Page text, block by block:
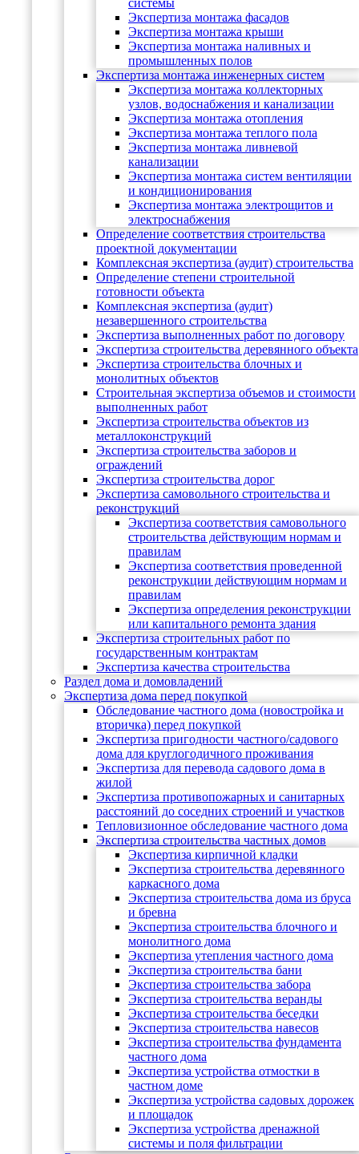
системы
Экспертиза монтажа фасадов
Экспертиза монтажа крыши
Экспертиза монтажа наливных и
промышленных полов
Экспертиза монтажа инженерных систем
Экспертиза монтажа коллекторных
узлов, водоснабжения и канализации
Экспертиза монтажа отопления
Экспертиза монтажа теплого пола
Экспертиза монтажа ливневой
канализации
Экспертиза монтажа систем вентиляции
и кондиционирования
Экспертиза монтажа электрощитов и
электроснабжения
Определение соответствия строительства
проектной документации
Комплексная экспертиза (аудит) строительства
Определение степени строительной
готовности объекта
Комплексная экспертиза (аудит)
незавершенного строительства
Экспертиза выполненных работ по договору
Экспертиза строительства деревянного объекта
Экспертиза строительства блочных и
монолитных объектов
Cтроительная экспертиза объемов и стоимости
выполненных работ
Экспертиза строительства объектов из
металлоконструкций
Экспертиза строительства заборов и
ограждений
Экспертиза строительства дорог
Экспертиза самовольного строительства и
реконструкций
Экспертиза соответствия самовольного
строительства действующим нормам и
правилам
Экспертиза соответствия проведенной
реконструкции действующим нормам и
правилам
Экспертиза определения реконструкции
или капитального ремонта здания
Экспертиза строительных работ по
государственным контрактам
Экспертиза качества строительства
Раздел дома и домовладений
Экспертиза дома перед покупкой
Обследование частного дома (новостройка и
вторичка) перед покупкой
Экспертиза пригодности частного/садового
дома для круглогодичного проживания
Экспертиза для перевода садового дома в
жилой
Экспертиза противопожарных и санитарных
расстояний до соседних строений и участков
Тепловизионное обследование частного дома
Экспертиза строительства частных домов
Экспертиза кирпичной кладки
Экспертиза строительства деревянного
каркасного дома
Экспертиза строительства дома из бруса
и бревна
Экспертиза строительства блочного и
монолитного дома
Экспертиза утепления частного дома
Экспертиза строительства бани
Экспертиза строительства забора
Экспертиза строительства веранды
Экспертиза строительства беседки
Экспертиза строительства навесов
Экспертиза строительства фундамента
частного дома
Экспертиза устройства отмостки в
частном доме
Экспертиза устройства садовых дорожек
и площадок
Экспертиза устройства дренажной
системы и поля фильтрации